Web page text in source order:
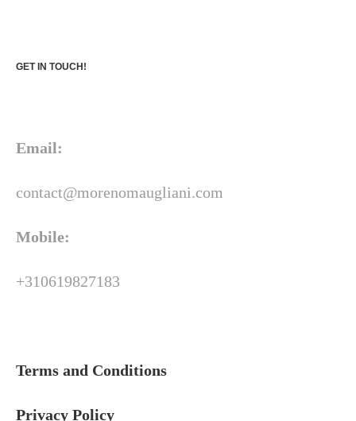
GET IN TOUCH!
Email:
contact@morenomaugliani.com
Mobile:
+310619827183
Terms and Conditions
Privacy Policy